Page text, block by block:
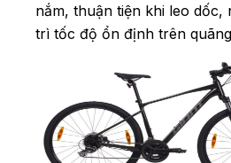
nắm, thuận tiện khi leo
trì tốc độ ổn định trên